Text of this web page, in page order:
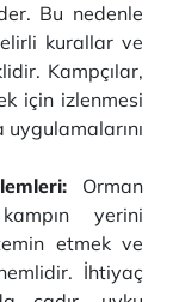
Bu nedenle
kurallar ve
Kampçılar,
için izlenmesi
Orman
yerini
etmek ve
İhtiyaç